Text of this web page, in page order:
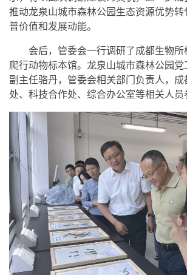
推动龙泉山城市森林公园生态资源优势
普价值和发展动能。
会后，管委会一行调研了成都生物
爬行动物标本馆。龙泉山城市森林公园
副主任骆丹，管委会相关部门负责人，
处、科技合作处、综合办公室等相关人员